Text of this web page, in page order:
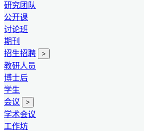
研究团队
公开课
讨论班
期刊
招生招聘
>
教研人员
博士后
学生
会议
>
学术会议
工作坊